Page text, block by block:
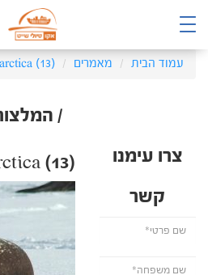
עמוד הבית מאמרים (13)
/
צרו עימנו
קשר
(13)